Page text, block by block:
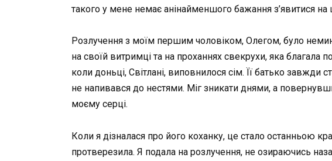
такого у мене немає анінайменшого бажання з’явитися на
Розлучення з моїм першим чоловіком, Олегом, було
на своїй витримці та на проханнях свекрухи, яка благала
коли доньці, Світлані, виповнилося сім. Її батько
не напивався до нестями. Міг зникати днями, а
моєму серці.
Коли я дізналася про його коханку, це стало останньою
протверезила. Я подала на розлучення, не озираючись